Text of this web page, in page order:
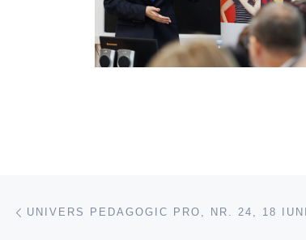
Navigare articole
UNIVERS PEDAGOGIC PRO, NR. 24, 18